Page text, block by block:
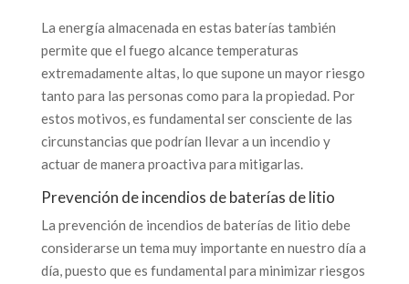
La energía almacenada en estas baterías también
permite que el fuego alcance temperaturas
extremadamente altas, lo que supone un mayor riesgo
tanto para las personas como para la propiedad. Por
estos motivos, es fundamental ser consciente de las
circunstancias que podrían llevar a un incendio y
actuar de manera proactiva para mitigarlas.
Prevención de incendios de baterías de litio
La prevención de incendios de baterías de litio debe
considerarse un tema muy importante en nuestro día a
día, puesto que es fundamental para minimizar riesgos